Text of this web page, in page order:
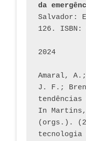
da
Salvador:
126. ISBN:
2024
Amaral,
J. F.;
In
(orgs.).